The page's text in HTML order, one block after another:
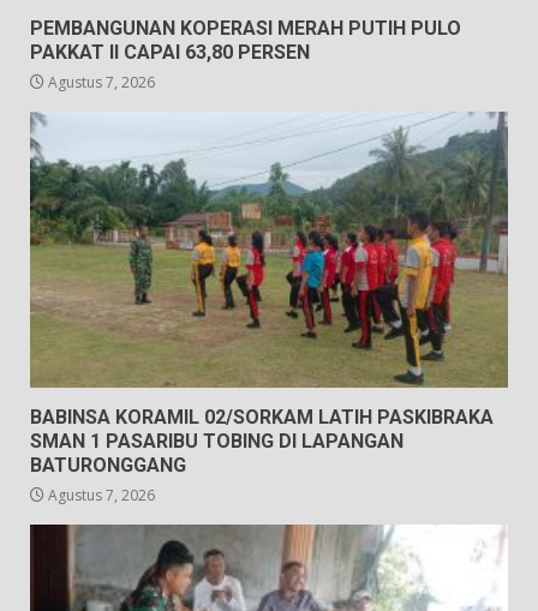
PEMBANGUNAN KOPERASI MERAH PUTIH PULO
PAKKAT II CAPAI 63,80 PERSEN
Agustus 7, 2026
BABINSA KORAMIL 02/SORKAM LATIH PASKIBRAKA
SMAN 1 PASARIBU TOBING DI LAPANGAN
BATURONGGANG
Agustus 7, 2026